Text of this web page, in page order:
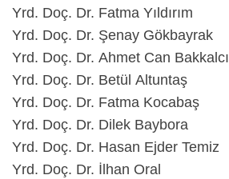
Yrd. Doç. Dr. Fatma Yıldırım
Yrd. Doç. Dr. Şenay Gökbayrak
Yrd. Doç. Dr. Ahmet Can Bakkalcı
Yrd. Doç. Dr. Betül Altuntaş
Yrd. Doç. Dr. Fatma Kocabaş
Yrd. Doç. Dr. Dilek Baybora
Yrd. Doç. Dr. Hasan Ejder Temiz
Yrd. Doç. Dr. İlhan Oral